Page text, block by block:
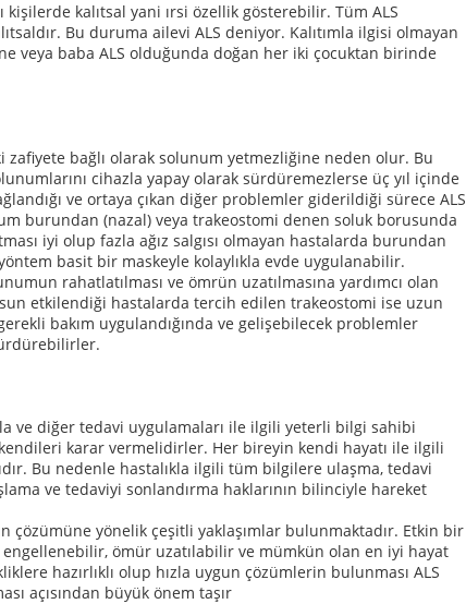
kişilerde kalıtsal yani ırsi özellik gösterebilir. Tüm ALS
Bu duruma ailevi ALS deniyor. Kalıtımla ilgisi olmayan
veya baba ALS olduğunda doğan her iki çocuktan birinde
zafiyete bağlı olarak solunum yetmezliğine neden olur. Bu
cihazla yapay olarak sürdüremezlerse üç yıl içinde
ve ortaya çıkan diğer problemler giderildiği sürece ALS
burundan (nazal) veya trakeostomi denen soluk borusunda
iyi olup fazla ağız salgısı olmayan hastalarda burundan
basit bir maskeyle kolaylıkla evde uygulanabilir.
rahatlatılması ve ömrün uzatılmasına yardımcı olan
etkilendiği hastalarda tercih edilen trakeostomi ise uzun
bakım uygulandığında ve gelişebilecek problemler
ve diğer tedavi uygulamaları ile ilgili yeterli bilgi sahibi
karar vermelidirler. Her bireyin kendi hayatı ile ilgili
Bu nedenle hastalıkla ilgili tüm bilgilere ulaşma, tedavi
ve tedaviyi sonlandırma haklarının bilinciyle hareket
çözümüne yönelik çeşitli yaklaşımlar bulunmaktadır. Etkin bir
engellenebilir, ömür uzatılabilir ve mümkün olan en iyi hayat
hazırlıklı olup hızla uygun çözümlerin bulunması ALS
açısından büyük önem taşır